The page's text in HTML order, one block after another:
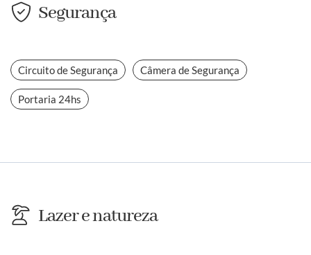
Segurança
Circuito de Segurança Câmera de Segurança
Portaria 24hs
Lazer e natureza